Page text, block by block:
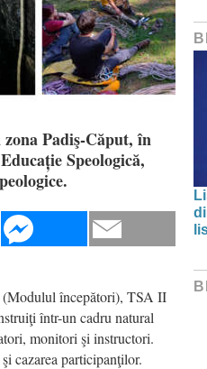
Padiş-Căput, în
Speologică,
(Modulul începători), TSA II
într-un cadru natural
monitori şi instructori.
cazarea participanţilor.